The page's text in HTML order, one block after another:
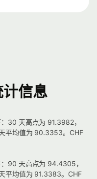
信息
30 天高点为 91.3982，
平均值为 90.3353。CHF
90 天高点为 94.4305，
平均值为 91.3383。CHF